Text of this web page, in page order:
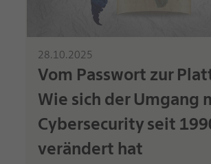
28.10.2025
Vom Passwort zur
Wie sich der Umgang
Cybersecurity seit
verändert hat